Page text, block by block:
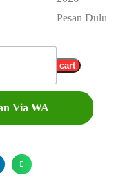
Pesan Dulu
Add to cart
Via WA